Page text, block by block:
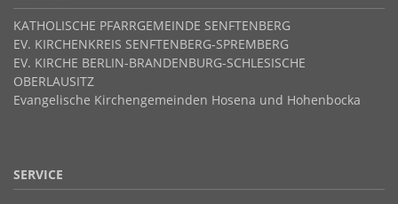
KATHOLISCHE PFARRGEMEINDE SENFTENBERG
EV. KIRCHENKREIS SENFTENBERG-SPREMBERG
EV. KIRCHE BERLIN-BRANDENBURG-SCHLESISCHE
OBERLAUSITZ
Evangelische Kirchengemeinden Hosena und Hohenbocka
SERVICE